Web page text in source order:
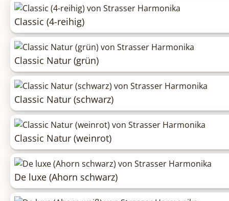
Classic (4-reihig)
Classic Natur (grün)
Classic Natur (schwarz)
Classic Natur (weinrot)
De luxe (Ahorn schwarz)